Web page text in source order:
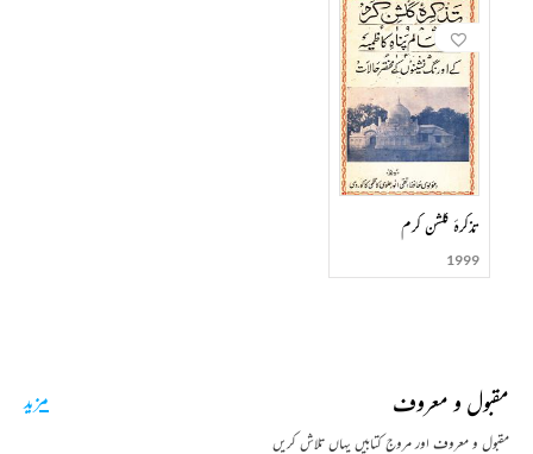
تذکرۂ گلشن کرم
1999
مقبول و معروف
مقبول و معروف اور مروج کتابیں یہاں تلاش کریں
مزید